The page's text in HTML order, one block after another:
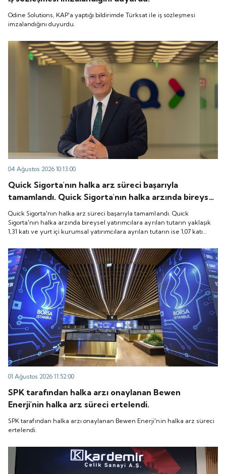
Odine Solutions, KAP'a yaptığı bildirimde Türksat ile iş sözleşmesi
imzalandığını duyurdu.
04 Ağustos 2026 10:13:00
Quick Sigorta'nın halka arz süreci başarıyla
tamamlandı. Quick Sigorta'nın halka arzında bireysel
yatırımcılara ayrılan tutarın yaklaşık 1,31 katı ve yurt
içi kurumsal yatırımcılara ayrılan tutarın ise 1,07 katı
talep geldi. Quick Sigorta, 6 Ağustos 2026 tarihinde
görmeye başlayacak.
Quick Sigorta'nın halka arz süreci başarıyla tamamlandı. Quick
Sigorta'nın halka arzında bireysel yatırımcılara ayrılan tutarın yaklaşık
1,31 katı ve yurt içi kurumsal yatırımcılara ayrılan tutarın ise 1,07 katı
koduyla Borsa İstanbul'da işlem görmeye başlayacak.
01 Ağustos 2026 11:52:00
SPK tarafından halka arzı onaylanan Bewen
Enerji'nin halka arz süreci ertelendi.
SPK tarafından halka arzı onaylanan Bewen Enerji'nin halka arz süreci
ertelendi.